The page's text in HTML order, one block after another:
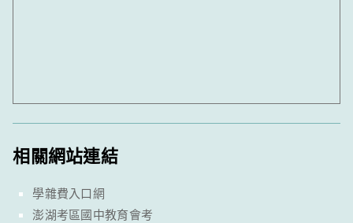
相關網站連結
學雜費入口網
澎湖考區國中教育會考